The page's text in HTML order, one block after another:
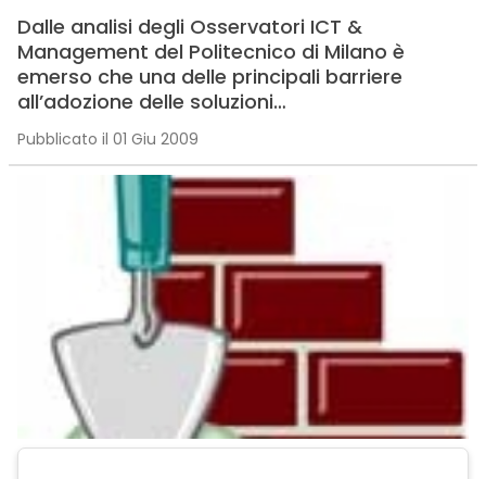
Dalle analisi degli Osservatori ICT &
Management del Politecnico di Milano è
emerso che una delle principali barriere
all’adozione delle soluzioni…
Pubblicato il 01 Giu 2009